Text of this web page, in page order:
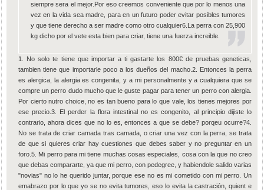
siempre sera el mejor.Por eso creemos conveniente que por lo menos una
vez en la vida sea madre, para en un futuro poder evitar posibles tumores
y que tiene derecho a ser madre como otro cualquier6.La perra con 25,900
kg dicho por el vete esta bien para criar, tiene una fuerza increible.
1. No solo te tiene que importar a ti gastarte los 800€ de pruebas geneticas,
tambien tiene que importarle poco a los dueños del macho.2. Entonces la perra
es alergica, la alergia es congenita, y a mi personalmente y a cualquiera que se
compre un perro dudo mucho que le guste pagar para tener un perro con alergia.
Por cierto nutro choice, no es tan bueno para lo que vale, los tienes mejores por
ese precio.3. El perder la flora intestinal no es congenito, al principio dijiste lo
contrario, ahora dices que no lo es, entonces a que se debe? porqeu ocurre?4.
No se trata de criar camada tras camada, o criar una vez con la perra, se trata
de que si quieres criar hay cuestiones que debes saber y no preguntar en un
foro.5. Mi perro para mi tiene muchas cosas especiales, cosa con la que no creo
que debas compararte, ya que mi perro, con pedegree, y habiendole salido varias
"novias" no lo he querido juntar, porque ese no es mi cometido con mi perro. Un
emabrazo por lo que yo se no evita tumores, eso lo evita la castración, quient e